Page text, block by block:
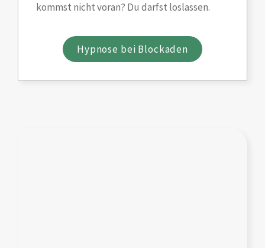
kommst nicht voran? Du darfst loslassen.
Hypnose bei Blockaden